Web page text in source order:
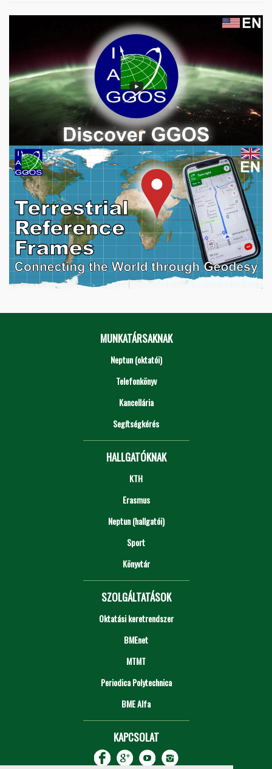
MUNKATÁRSAKNAK
Neptun (oktatói)
Telefonkönyv
Kancellária
Segítségkérés
HALLGATÓKNAK
KTH
Erasmus
Neptun (hallgatói)
Sport
Könyvtár
SZOLGÁLTATÁSOK
Oktatási keretrendszer
BMEnet
MTMT
Periodica Polytechnica
BME Alfa
KAPCSOLAT